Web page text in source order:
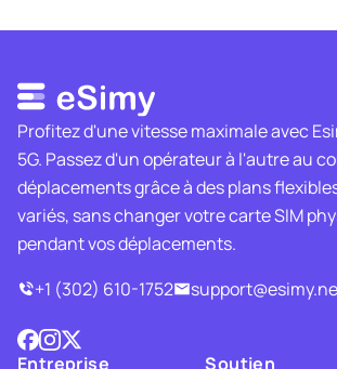
Profitez d'une vitesse maximale avec
5G. Passez d'un opérateur à l'autre au
déplacements grâce à des plans
variés, sans changer votre carte SIM
pendant vos déplacements.
+1 (302) 610-1752
Entreprise Soutien